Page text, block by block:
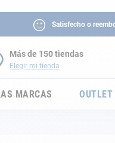
Satisfecho o
Más de 150 tiendas
Elegir mi tienda
MARCAS OUTLET